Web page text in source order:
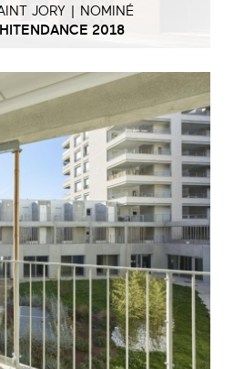
JORY | NOMINÉ
2018